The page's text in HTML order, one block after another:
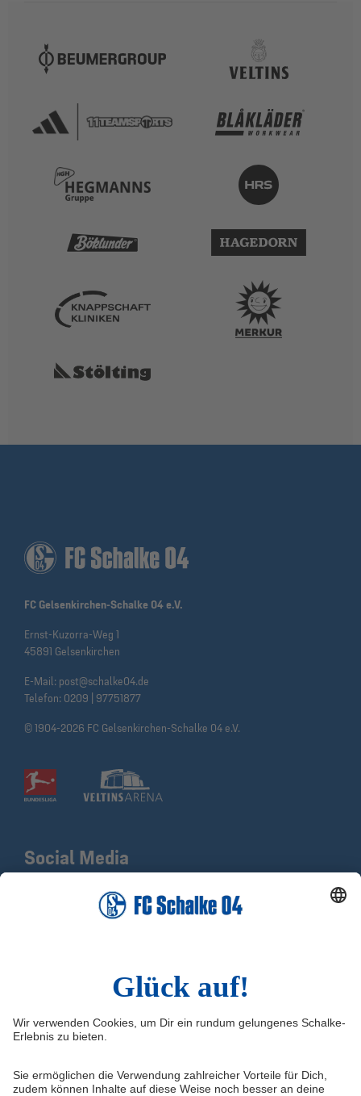
FC Gelsenkirchen-Schalke 04 e.V.
Ernst-Kuzorra-Weg 1
45891 Gelsenkirchen
E-Mail: post@schalke04.de
Telefon: 0209 | 97751877
© 1904-2026 FC Gelsenkirchen-Schalke 04 e.V.
Impressum
Medien/Presse
Quicklinks
Shop
Schalke04.de
Social Media
Twitter